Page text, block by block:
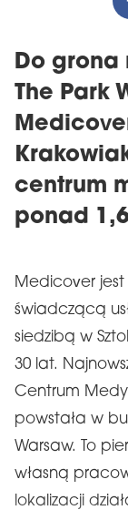
Do grona
The Park
centrum
ponad
Medicover
świadczącą
siedzibą w
30 lat.
Centrum
powstała w
Warsaw. To
własną
lokalizacji